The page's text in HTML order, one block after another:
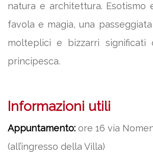
natura e architettura. Esotismo
favola e magia, una
molteplici e bizzarri significati
principesca.
Informazioni utili
Appuntamento: ore 16 via
(all’ingresso della Villa)